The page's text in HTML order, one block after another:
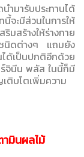
ำมารับประทานได้
ะมีส่วนในการให้
มสร้างให้ร่างกาย
นิดต่างๆ แถมยัง
ด้เป็นปกติอีกด้วย
ร์จินีน พลัส ในนี้ก็มี
ติบโตเพิ่มความ
มินผลไม้